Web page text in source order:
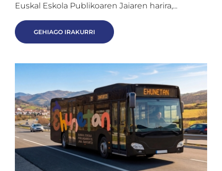
Euskal Eskola Publikoaren Jaiaren harira,...
GEHIAGO IRAKURRI